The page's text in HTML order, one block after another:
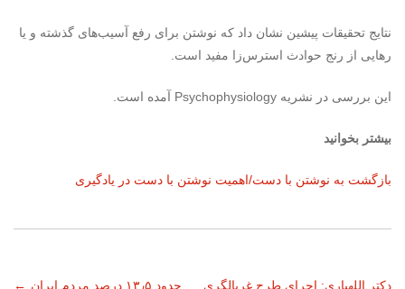
نتایج تحقیقات پیشین نشان داد که نوشتن برای رفع آسیب‌های گذشته و یا
رهایی از رنج حوادث استرس‌زا مفید است.
این بررسی در نشریه Psychophysiology آمده است.
بیشتر بخوانید
بازگشت به نوشتن با دست/اهمیت نوشتن با دست در یادگیری
← حدود ۱۳٫۵ درصد مردم ایران دکتر اللهیاری: اجرای طرح غربالگری